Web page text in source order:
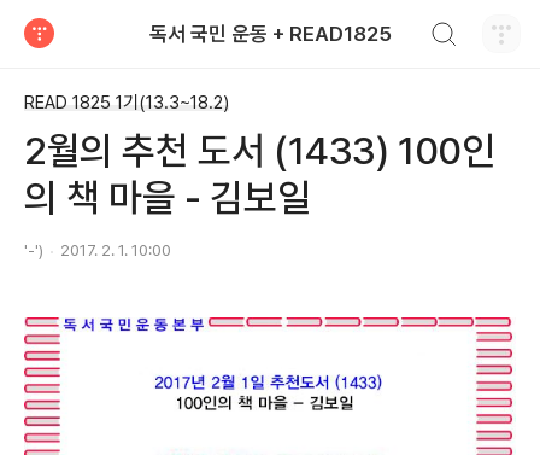
독서 국민 운동 + READ1825
READ 1825 1기(13.3~18.2)
2월의 추천 도서 (1433) 100인
의 책 마을 - 김보일
'-') 2017. 2. 1. 10:00